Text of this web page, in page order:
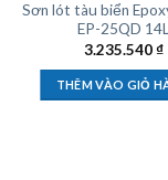
Sơn lót tàu biển
EP-25QD
3.235.540₫
THÊM VÀO GIỎ